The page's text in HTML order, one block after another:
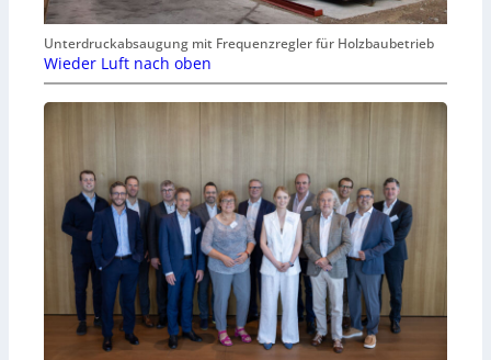
Unterdruckabsaugung mit Frequenzregler für Holzbaubetrieb
Wieder Luft nach oben